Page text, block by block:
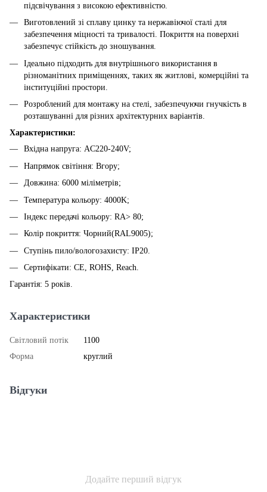
підсвічування з високою ефективністю.
Виготовлений зі сплаву цинку та нержавіючої сталі для
забезпечення міцності та тривалості. Покриття на поверхні
забезпечує стійкість до зношування.
Ідеально підходить для внутрішнього використання в
різноманітних приміщеннях, таких як житлові, комерційні та
інституційні простори.
Розроблений для монтажу на стелі, забезпечуючи гнучкість в
розташуванні для різних архітектурних варіантів.
Характеристики:
Вхідна напруга: AC220-240V;
Напрямок світіння: Вгору;
Довжина: 6000 міліметрів;
Температура кольору: 4000K;
Індекс передачі кольору: RA> 80;
Колір покриття: Чорний(RAL9005);
Ступінь пило/вологозахисту: IP20.
Сертифікати: CE, ROHS, Reach.
Гарантія: 5 років.
Характеристики
Світловий потік
1100
Форма
круглий
Відгуки
Додайте перший відгук